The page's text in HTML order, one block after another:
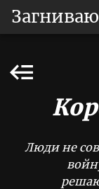
Люди не